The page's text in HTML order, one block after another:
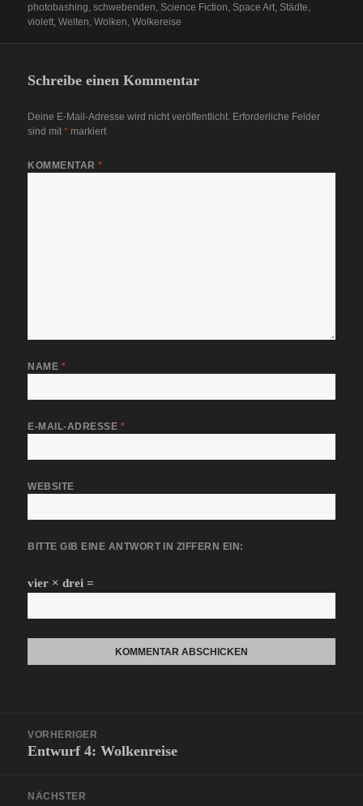
photobashing ,schwebenden Science Fiction Space Art Städte
violett ,Welten ,Wolken ,Wolkereise
Schreibe einen Kommentar
Deine E-Mail-Adresse wird nicht veröffentlicht. Erforderliche Felder
sind mit* markiert
KOMMENTAR*
NAME *
E-MAIL-ADRESSE *
WEBSITE
BITTE GIB EINE ANTWORT IN ZIFFERN EIN:
vier × drei =
VORHERIGER
Vorheriger
Entwurf 4: Wolkenreise
NÄCHSTER